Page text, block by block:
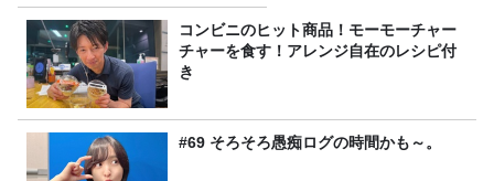
コンビニのヒット商品！モーモーチャー
チャーを食す！アレンジ自在のレシピ付
き
#69 そろそろ愚痴ログの時間かも～。